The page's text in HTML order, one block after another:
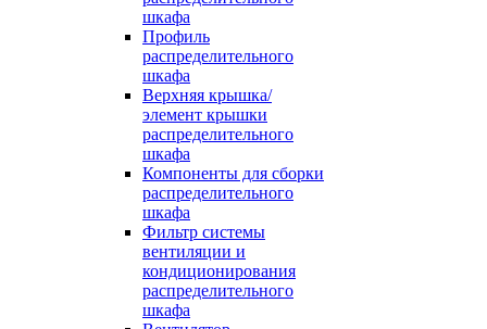
шкафа
Профиль
распределительного
шкафа
Верхняя крышка/
элемент крышки
распределительного
шкафа
Компоненты для сборки
распределительного
шкафа
Фильтр системы
вентиляции и
кондиционирования
распределительного
шкафа